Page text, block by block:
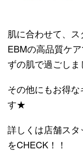
肌に合わせて、
EBMの高品質ケ
ずの肌で過ごし
その他にもお得
す★
詳しくは店舗ス
をCHECK！！